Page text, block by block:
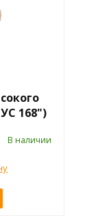
168")
В наличии